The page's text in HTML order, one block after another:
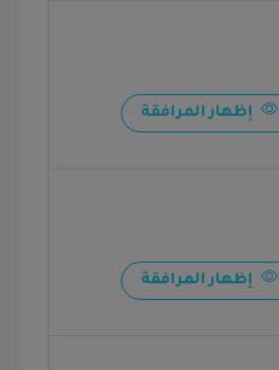
إظهار المرافقة
إظهار المرافقة